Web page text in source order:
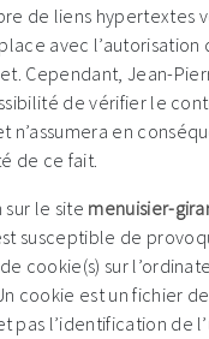
de liens hypertextes
avec l’autorisation
Cependant, Jean-
de vérifier le
n’assumera en
de ce fait.
sur le site menuisier-
susceptible de
cookie(s) sur
cookie est un fichier
pas l’identification de